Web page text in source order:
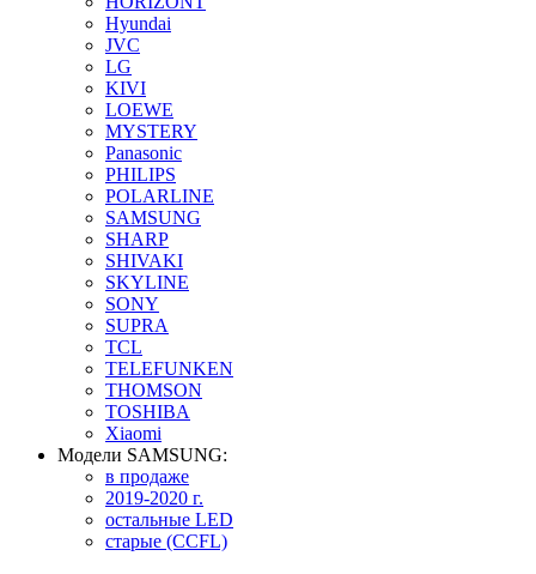
Hyundai
JVC
LG
KIVI
LOEWE
MYSTERY
Panasonic
PHILIPS
POLARLINE
SAMSUNG
SHARP
SHIVAKI
SKYLINE
SONY
SUPRA
TCL
TELEFUNKEN
THOMSON
TOSHIBA
Xiaomi
Модели SAMSUNG:
в продаже
2019-2020 г.
остальные LED
старые (CCFL)